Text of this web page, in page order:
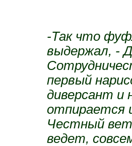
-Так что
выдержал, -
первый
диверсант и
отпирается
Честный
ведет,